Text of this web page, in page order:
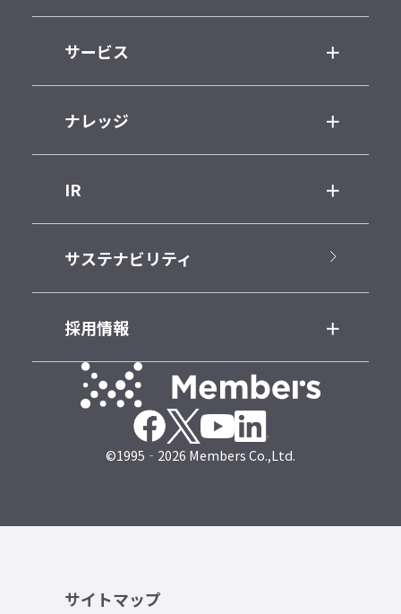
サービス
ナレッジ
IR
サステナビリティ
採用情報
©1995‐2026 Members Co.,Ltd.
サイトマップ